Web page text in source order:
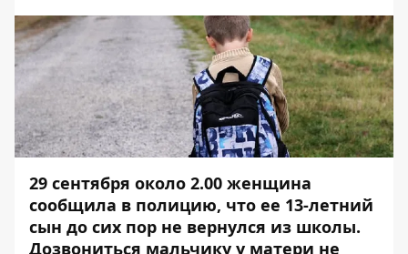
29 сентября около 2.00 женщина
сообщила в полицию, что ее 13-летний
сын до сих пор не вернулся из школы.
Дозвониться мальчику у матери не